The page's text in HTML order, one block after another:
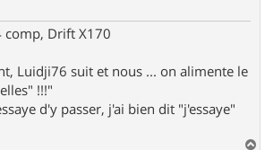
comp, Drift X170
Luidji76 suit et nous ... on alimente le
!!!"
d'y passer, j'ai bien dit "j'essaye"